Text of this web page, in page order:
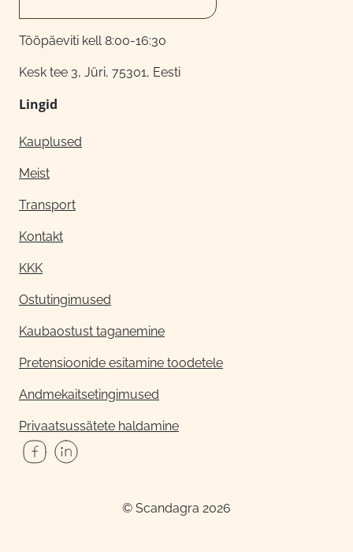
Tööpäeviti kell 8:00-16:30
Kesk tee 3, Jüri, 75301, Eesti
Lingid
Kauplused
Meist
Transport
Kontakt
KKK
Ostutingimused
Kaubaostust taganemine
Pretensioonide esitamine toodetele
Andmekaitsetingimused
Privaatsussätete haldamine
© Scandagra 2026